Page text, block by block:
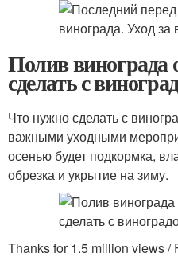
Полив винограда
сделать с
Что нужно сделать с
важными уходными
осенью будет подкормка,
обрезка и укрытие на зиму.
Thanks for 1.5 million views /